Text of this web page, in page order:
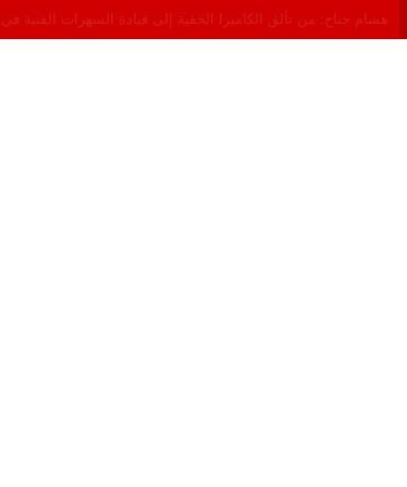
معركة 23 شتنبر 2026: هل أصبحت الأحزاب السياسية مجرد محطات لـ “الترحال الانتخابي”؟